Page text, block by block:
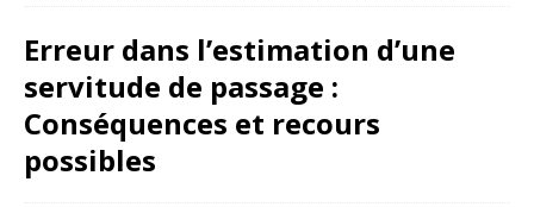
Erreur dans l’estimation d’une
servitude de passage :
Conséquences et recours
possibles